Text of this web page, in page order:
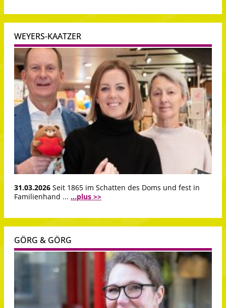
WEYERS-KAATZER
31.03.2026 Seit 1865 im Schatten des Doms und fest in
Familienhand ... ...plus >>
GÖRG & GÖRG